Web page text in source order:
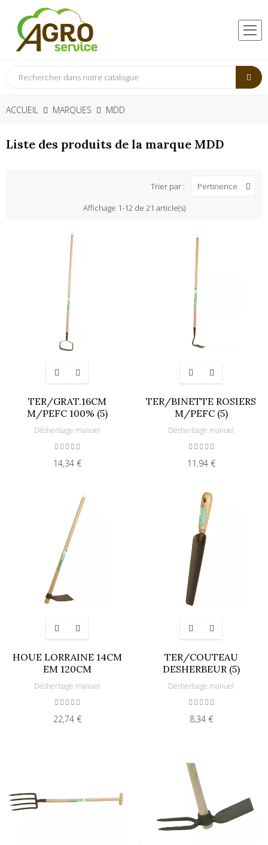
ACCUEIL MARQUES MDD
Liste des produits de la marque MDD
Trier par :
Pertinence
Affichage 1-12 de 21 article(s)
TER/GRAT.16CM
M/PEFC 100% (5)
Désherbage manuel
14,34 €
TER/BINETTE ROSIERS
M/PEFC (5)
Désherbage manuel
11,94 €
HOUE LORRAINE 14CM
EM 120CM
Désherbage manuel
22,74 €
TER/COUTEAU
DESHERBEUR (5)
Désherbage manuel
8,34 €